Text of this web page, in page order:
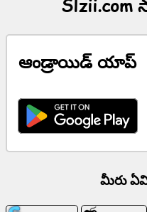
వికీ
పరిచయాలు
ఆండ్రాయిడ్ యాప్
మీరు ఏమి